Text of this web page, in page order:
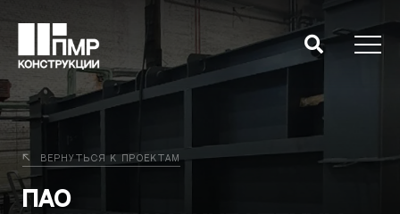
Вернуться к проектам
ПАО